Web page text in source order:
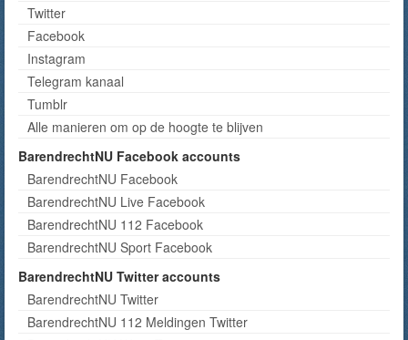
Twitter
Facebook
Instagram
Telegram kanaal
Tumblr
Alle manieren om op de hoogte te blijven
BarendrechtNU Facebook accounts
BarendrechtNU Facebook
BarendrechtNU Live Facebook
BarendrechtNU 112 Facebook
BarendrechtNU Sport Facebook
BarendrechtNU Twitter accounts
BarendrechtNU Twitter
BarendrechtNU 112 Meldingen Twitter